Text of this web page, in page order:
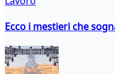
Ecco i mestieri che